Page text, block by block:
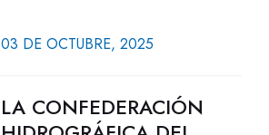
03 DE OCTUBRE, 2025
LA CONFEDERACIÓN